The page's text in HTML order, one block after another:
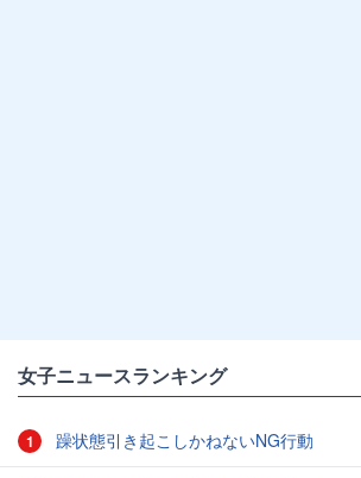
女子ニュースランキング
1 躁状態引き起こしかねないNG行動